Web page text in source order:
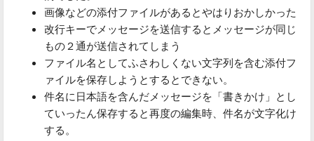
画像などの添付ファイルがあるとやはりおかしかった
改行キーでメッセージを送信するとメッセージが同じ
もの２通が送信されてしまう
ファイル名としてふさわしくない文字列を含む添付フ
ァイルを保存しようとするとできない。
件名に日本語を含んだメッセージを「書きかけ」とし
ていったん保存すると再度の編集時、件名が文字化け
する。